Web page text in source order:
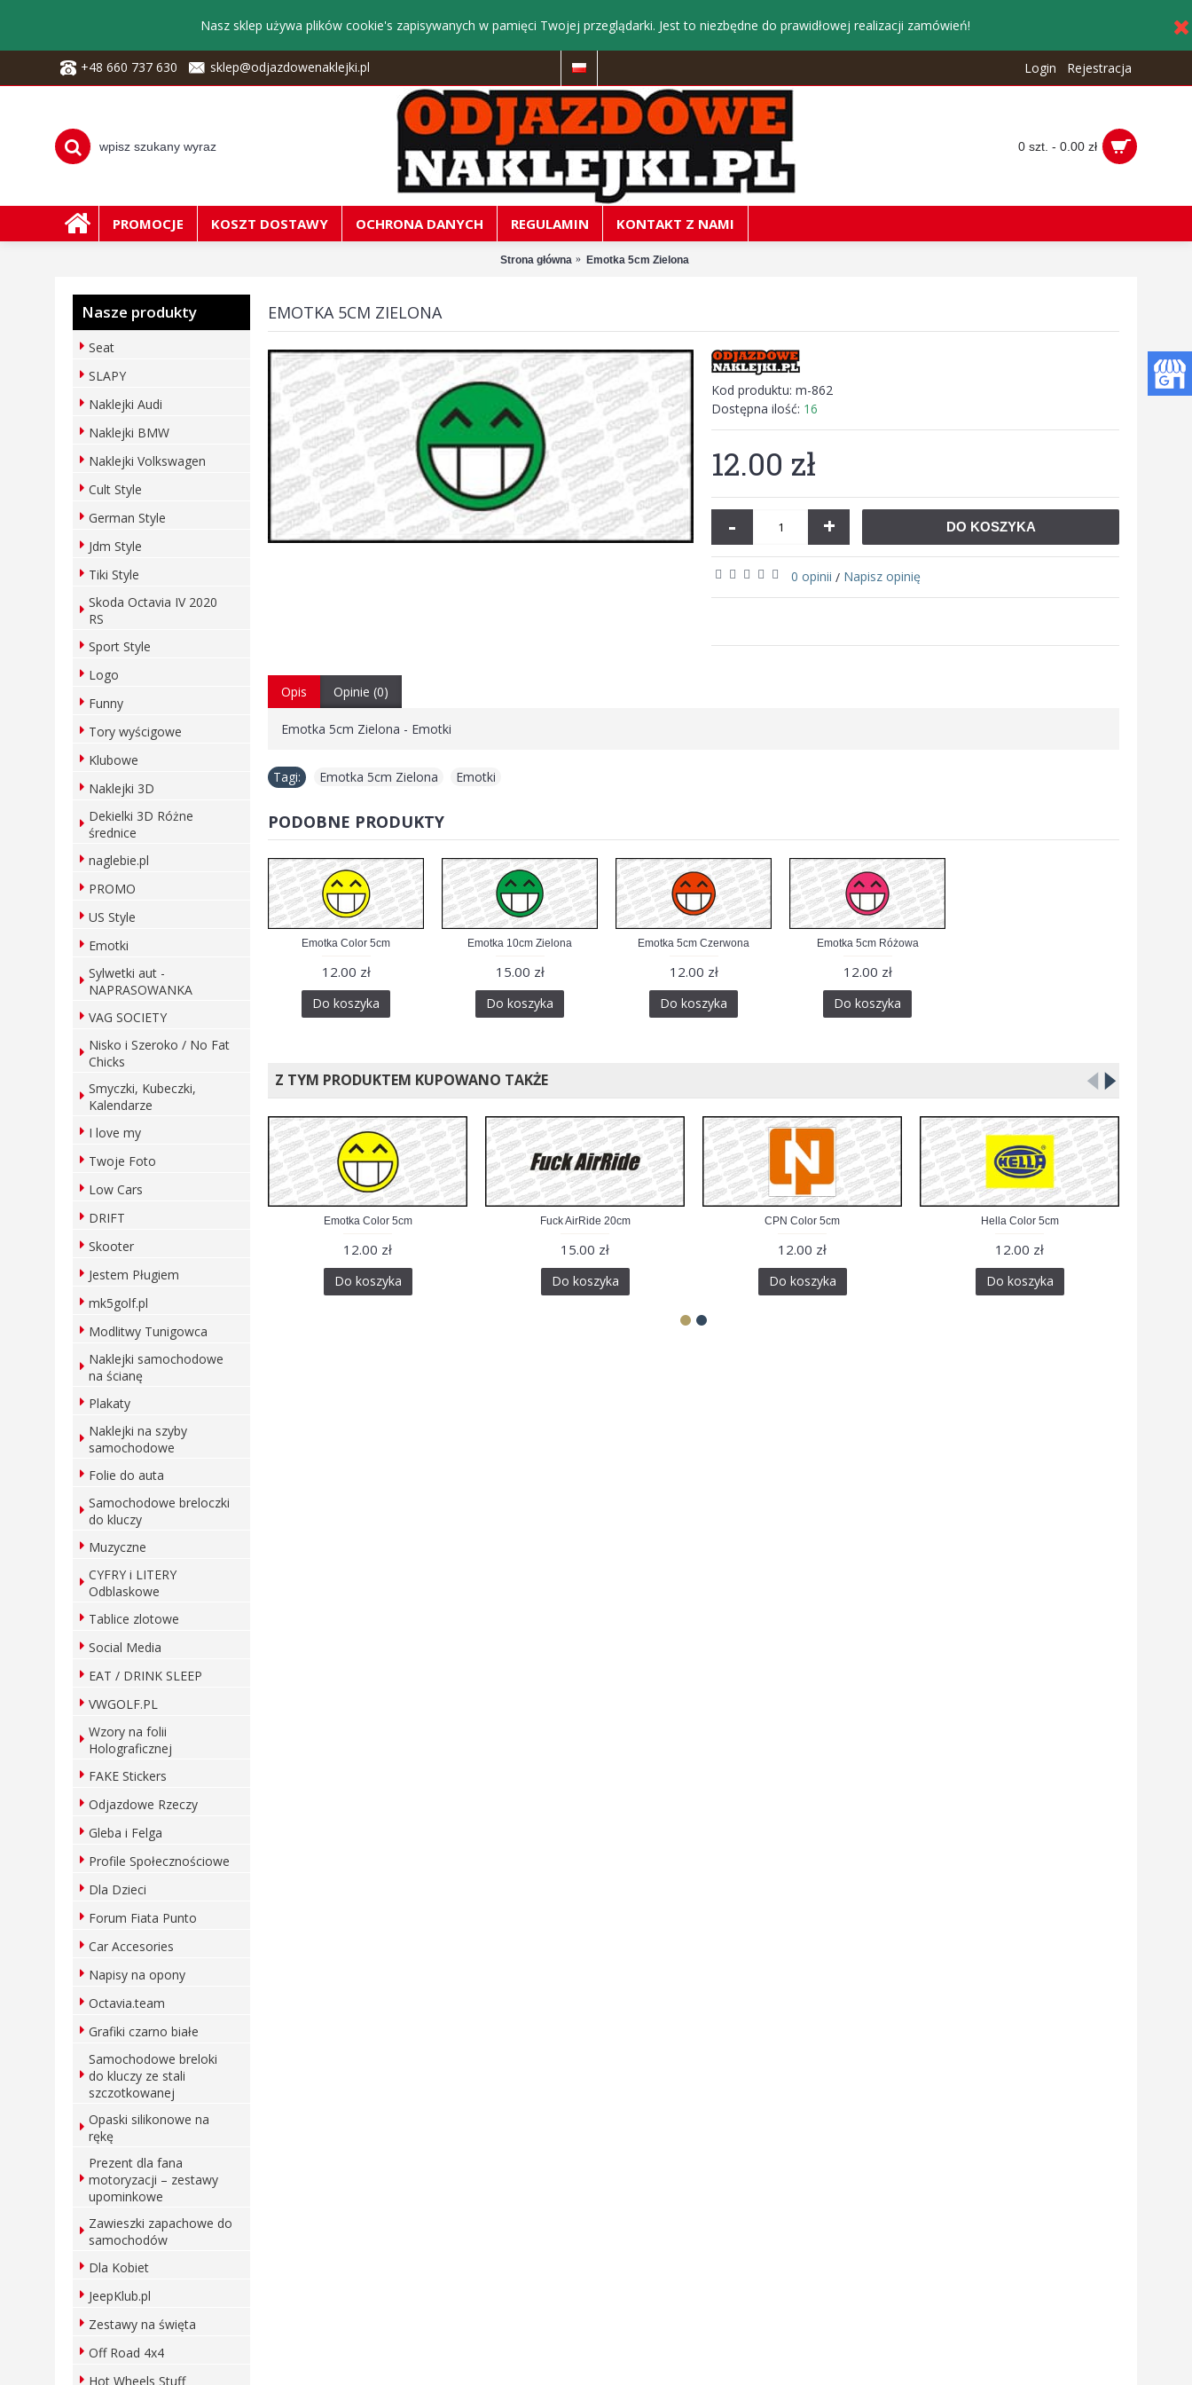
Nasz sklep używa plików cookie's zapisywanych w pamięci Twojej przeglądarki. Jest to niezbędne do prawidłowej realizacji zamówień!
+48 660 737 630 sklep@odjazdowenaklejki.pl Login Rejestracja
0 szt. - 0.00 zł
PROMOCJE KOSZT DOSTAWY OCHRONA DANYCH REGULAMIN KONTAKT Z NAMI
Strona główna Emotka 5cm Zielona
Nasze produkty
Seat
SLAPY
Naklejki Audi
Naklejki BMW
Naklejki Volkswagen
Cult Style
German Style
Jdm Style
Tiki Style
Skoda Octavia IV 2020
RS
Sport Style
Logo
Funny
Tory wyścigowe
Klubowe
Naklejki 3D
Dekielki 3D Różne
średnice
naglebie.pl
PROMO
US Style
Emotki
Sylwetki aut -
NAPRASOWANKA
VAG SOCIETY
Nisko i Szeroko / No Fat
Chicks
Smyczki, Kubeczki,
Kalendarze
I love my
Twoje Foto
Low Cars
DRIFT
Skooter
Jestem Pługiem
mk5golf.pl
Modlitwy Tunigowca
Naklejki samochodowe
na ścianę
Plakaty
Naklejki na szyby
samochodowe
Folie do auta
Samochodowe breloczki
do kluczy
Muzyczne
CYFRY i LITERY
Odblaskowe
Tablice zlotowe
Social Media
EAT / DRINK SLEEP
VWGOLF.PL
Wzory na folii
Holograficznej
FAKE Stickers
Odjazdowe Rzeczy
Gleba i Felga
Profile Społecznościowe
Dla Dzieci
Forum Fiata Punto
Car Accesories
Napisy na opony
Octavia.team
Grafiki czarno białe
Samochodowe breloki
do kluczy ze stali
szczotkowanej
Opaski silikonowe na
rękę
Prezent dla fana
motoryzacji – zestawy
upominkowe
Zawieszki zapachowe do
samochodów
Dla Kobiet
JeepKlub.pl
Zestawy na święta
Off Road 4x4
Hot Wheels Stuff
EMOTKA 5CM ZIELONA
Kod produktu: m-862
Dostępna ilość: 16
12.00 zł
- + DO KOSZYKA
0 opinii / Napisz opinię
Opis Opinie (0)
Emotka 5cm Zielona - Emotki
Tagi: Emotka 5cm Zielona Emotki
PODOBNE PRODUKTY
Emotka Color 5cm
12.00 zł
Do koszyka
Emotka 10cm Zielona
15.00 zł
Do koszyka
Emotka 5cm Czerwona
12.00 zł
Do koszyka
Emotka 5cm Różowa
12.00 zł
Do koszyka
Z TYM PRODUKTEM KUPOWANO TAKŻE
Emotka Color 5cm
12.00 zł
Do koszyka
Fuck AirRide 20cm
15.00 zł
Do koszyka
CPN Color 5cm
12.00 zł
Do koszyka
Hella Color 5cm
12.00 zł
Do koszyka